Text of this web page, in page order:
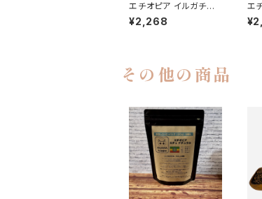
エチオピア イルガチェフ
ェG1 ウォッシュド コチ
ャレ 150g
¥2,268
エ
ュ
その他の商品